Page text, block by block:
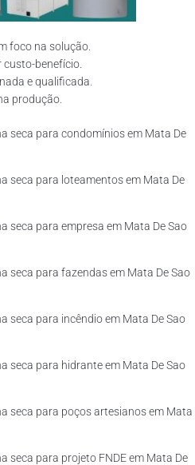
foco na solução.
benefício.
e qualificada.
produção.
seca para condomínios em Mata De
seca para loteamentos em Mata De
seca para empresa em Mata De Sao
seca para fazendas em Mata De Sao
seca para incêndio em Mata De Sao
seca para hidrante em Mata De Sao
seca para poços artesianos em Mata
seca para projeto FNDE em Mata De